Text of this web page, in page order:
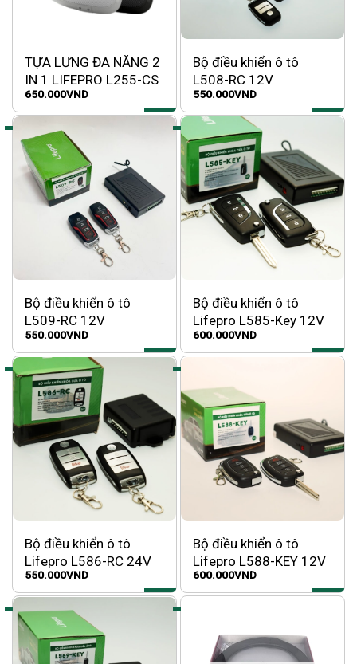
TỰA LƯNG ĐA NĂNG 2
IN 1 LIFEPRO L255-CS
650.000VND
Bộ điều khiển ô tô
L508-RC 12V
550.000VND
Bộ điều khiển ô tô
L509-RC 12V
550.000VND
Bộ điều khiển ô tô
Lifepro L585-Key 12V
600.000VND
Bộ điều khiển ô tô
Lifepro L586-RC 24V
550.000VND
Bộ điều khiển ô tô
Lifepro L588-KEY 12V
600.000VND